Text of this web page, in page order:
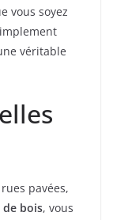
vous soyez
véritable
pavées,
de bois, vous